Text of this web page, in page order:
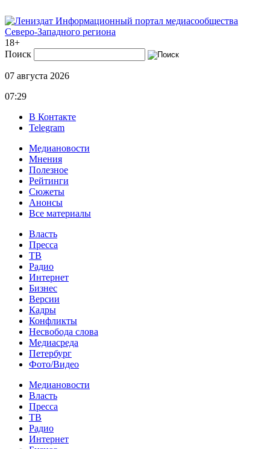
Информационный портал медиасообщества
Северо-Западного региона
18+
Поиск
07 августа 2026
07:29
В Контакте
Telegram
Медиановости
Мнения
Полезное
Рейтинги
Сюжеты
Анонсы
Все материалы
Власть
Пресса
ТВ
Радио
Интернет
Бизнес
Версии
Кадры
Конфликты
Несвобода слова
Медиасреда
Петербург
Фото/Видео
Медиановости
Власть
Пресса
ТВ
Радио
Интернет